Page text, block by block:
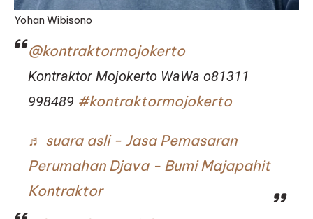
Yohan Wibisono
@kontraktormojokerto
Kontraktor Mojokerto WaWa o81311
998489 #kontraktormojokerto
♬ suara asli - Jasa Pemasaran
Perumahan Djava - Bumi Majapahit
Kontraktor